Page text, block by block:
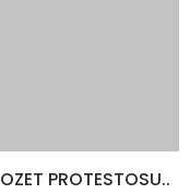
PROTESTOSU..